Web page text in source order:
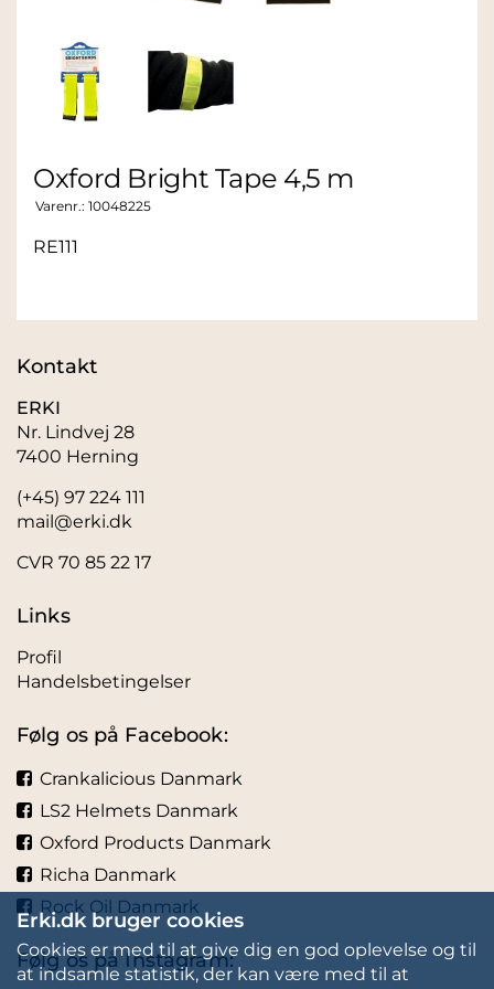
Oxford Bright Tape 4,5 m
Varenr.: 10048225
RE111
Kontakt
ERKI
Nr. Lindvej 28
7400 Herning
(+45) 97 224 111
mail@erki.dk
CVR 70 85 22 17
Links
Profil
Handelsbetingelser
Følg os på Facebook:
Crankalicious Danmark
LS2 Helmets Danmark
Oxford Products Danmark
Richa Danmark
Rock Oil Danmark
Følg os på Instagram:
Erki.dk bruger cookies
Cookies er med til at give dig en god oplevelse og til
at indsamle statistik, der kan være med til at